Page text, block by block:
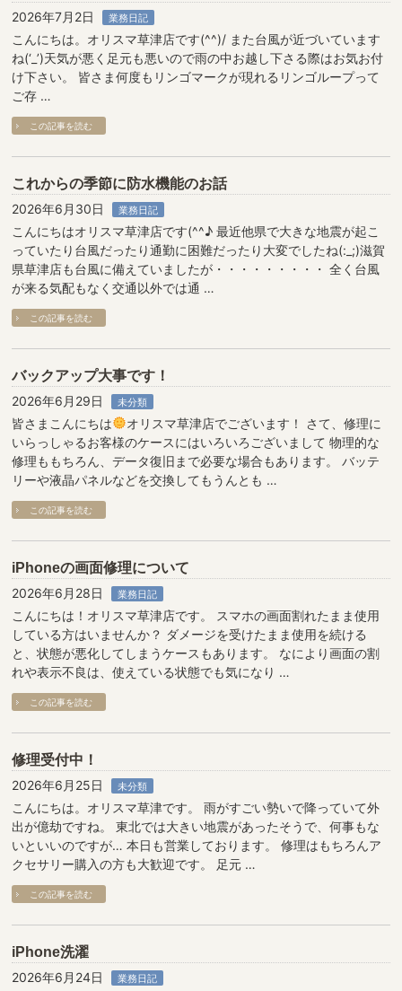
2026年7月2日
業務日記
こんにちは。オリスマ草津店です(^^)/ また台風が近づいています
ね(‘_’)天気が悪く足元も悪いので雨の中お越し下さる際はお気お付
け下さい。 皆さま何度もリンゴマークが現れるリンゴループって
ご存 …
この記事を読む
これからの季節に防水機能のお話
2026年6月30日
業務日記
こんにちはオリスマ草津店です(^^♪ 最近他県で大きな地震が起こ
っていたり台風だったり通勤に困難だったり大変でしたね(:_;)滋賀
県草津店も台風に備えていましたが・・・・・・・・・ 全く台風
が来る気配もなく交通以外では通 …
この記事を読む
バックアップ大事です！
2026年6月29日
未分類
皆さまこんにちは
オリスマ草津店でございます！ さて、修理に
いらっしゃるお客様のケースにはいろいろございまして 物理的な
修理ももちろん、データ復旧まで必要な場合もあります。 バッテ
リーや液晶パネルなどを交換してもうんとも …
この記事を読む
iPhoneの画面修理について
2026年6月28日
業務日記
こんにちは！オリスマ草津店です。 スマホの画面割れたまま使用
している方はいませんか？ ダメージを受けたまま使用を続ける
と、状態が悪化してしまうケースもあります。 なにより画面の割
れや表示不良は、使えている状態でも気になり …
この記事を読む
修理受付中！
2026年6月25日
未分類
こんにちは。オリスマ草津です。 雨がすごい勢いで降っていて外
出が億劫ですね。 東北では大きい地震があったそうで、何事もな
いといいのですが… 本日も営業しております。 修理はもちろんア
クセサリー購入の方も大歓迎です。 足元 …
この記事を読む
iPhone洗濯
2026年6月24日
業務日記